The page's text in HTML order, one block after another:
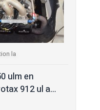
la
ulm en
912 ul a...